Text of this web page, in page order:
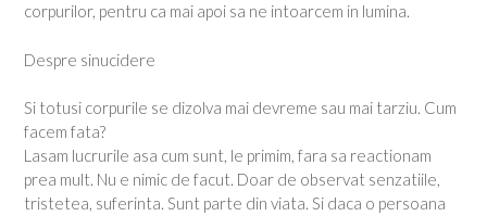
corpurilor, pentru ca mai apoi sa ne intoarcem in lumina.
Despre sinucidere
Si totusi corpurile se dizolva mai devreme sau mai tarziu. Cum
facem fata?
Lasam lucrurile asa cum sunt, le primim, fara sa reactionam
prea mult. Nu e nimic de facut. Doar de observat senzatiile,
tristetea, suferinta. Sunt parte din viata. Si daca o persoana